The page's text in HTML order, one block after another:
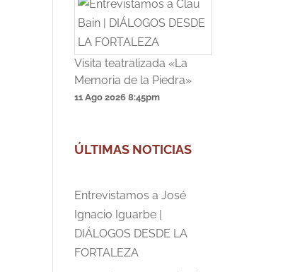
Visita teatralizada «La
Memoria de la Piedra»
11 Ago 2026 8:45pm
ÚLTIMAS NOTICIAS
Entrevistamos a José
Ignacio Iguarbe |
DIÁLOGOS DESDE LA
FORTALEZA